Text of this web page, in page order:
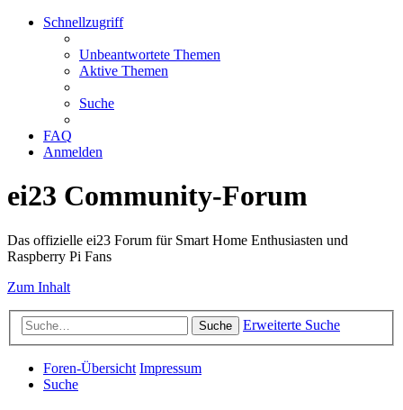
Schnellzugriff
Unbeantwortete Themen
Aktive Themen
Suche
FAQ
Anmelden
ei23 Community-Forum
Das offizielle ei23 Forum für Smart Home Enthusiasten und
Raspberry Pi Fans
Zum Inhalt
Suche Erweiterte Suche
Foren-Übersicht Impressum
Suche